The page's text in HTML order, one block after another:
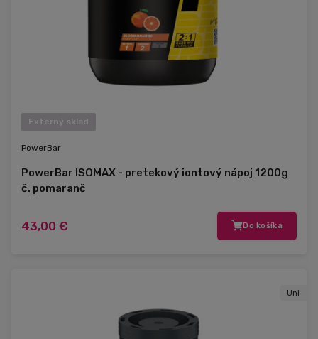
Externý sklad
PowerBar
PowerBar ISOMAX - pretekový iontový nápoj 1200g
č. pomaranč
43,00 € Do košíka
Uni